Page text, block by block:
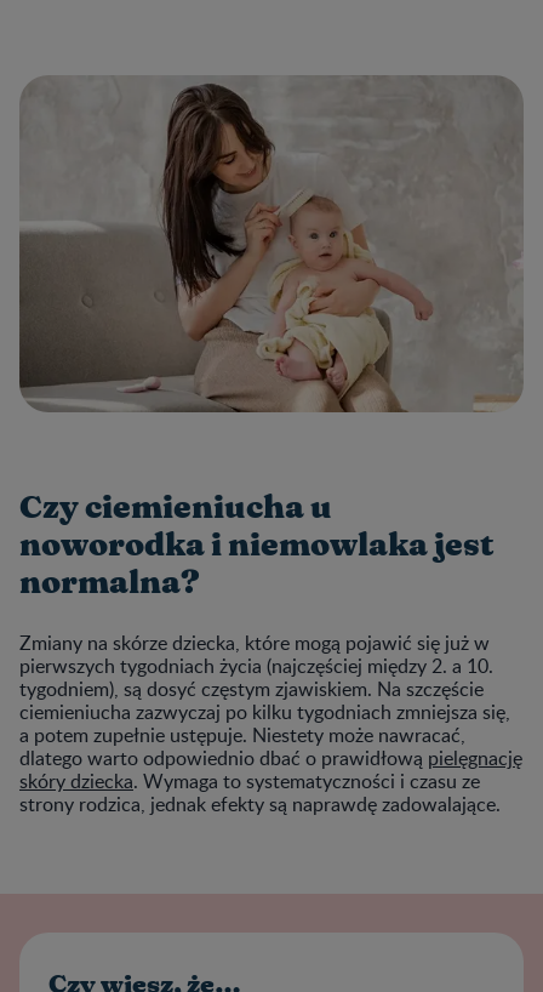
Czy ciemieniucha u
noworodka i niemowlaka jest
normalna?
Zmiany na skórze dziecka, które mogą pojawić się już w
pierwszych tygodniach życia (najczęściej między 2. a 10.
tygodniem), są dosyć częstym zjawiskiem. Na szczęście
ciemieniucha zazwyczaj po kilku tygodniach zmniejsza się,
a potem zupełnie ustępuje. Niestety może nawracać,
dlatego warto odpowiednio dbać o prawidłową pielęgnację
skóry dziecka. Wymaga to systematyczności i czasu ze
strony rodzica, jednak efekty są naprawdę zadowalające.
Czy wiesz, że…